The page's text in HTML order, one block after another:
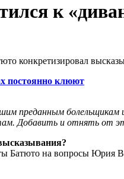
к
конкретизировал
постоянно клюют
преданным
Добавить и отнять от
Батюто на вопросы Юрия